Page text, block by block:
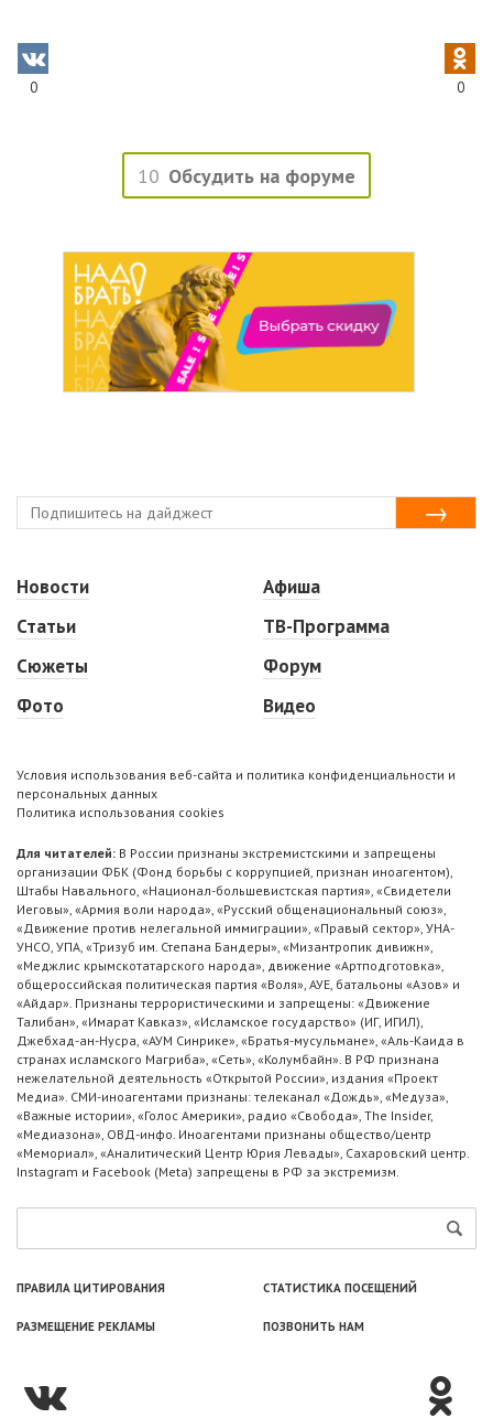
0 0
10 Обсудить на форуме
Новости
Статьи
Сюжеты
Фото
Афиша
ТВ-Программа
Форум
Видео
Условия использования веб-сайта и политика конфиденциальности и
персональных данных
Политика использования cookies
Для читателей: В России признаны экстремистскими и запрещены
организации ФБК (Фонд борьбы с коррупцией, признан иноагентом),
Штабы Навального, «Национал-большевистская партия», «Свидетели
Иеговы», «Армия воли народа», «Русский общенациональный союз»,
«Движение против нелегальной иммиграции», «Правый сектор», УНА-
УНСО, УПА, «Тризуб им. Степана Бандеры», «Мизантропик дивижн»,
«Меджлис крымскотатарского народа», движение «Артподготовка»,
общероссийская политическая партия «Воля», АУЕ, батальоны «Азов» и
«Айдар». Признаны террористическими и запрещены: «Движение
Талибан», «Имарат Кавказ», «Исламское государство» (ИГ, ИГИЛ),
Джебхад-ан-Нусра, «АУМ Синрике», «Братья-мусульмане», «Аль-Каида в
странах исламского Магриба», «Сеть», «Колумбайн». В РФ признана
нежелательной деятельность «Открытой России», издания «Проект
Медиа». СМИ-иноагентами признаны: телеканал «Дождь», «Медуза»,
«Важные истории», «Голос Америки», радио «Свобода», The Insider,
«Медиазона», ОВД-инфо. Иноагентами признаны общество/центр
«Мемориал», «Аналитический Центр Юрия Левады», Сахаровский центр.
Instagram и Facebook (Metа) запрещены в РФ за экстремизм.
ПРАВИЛА ЦИТИРОВАНИЯ СТАТИСТИКА ПОСЕЩЕНИЙ
РАЗМЕЩЕНИЕ РЕКЛАМЫ ПОЗВОНИТЬ НАМ